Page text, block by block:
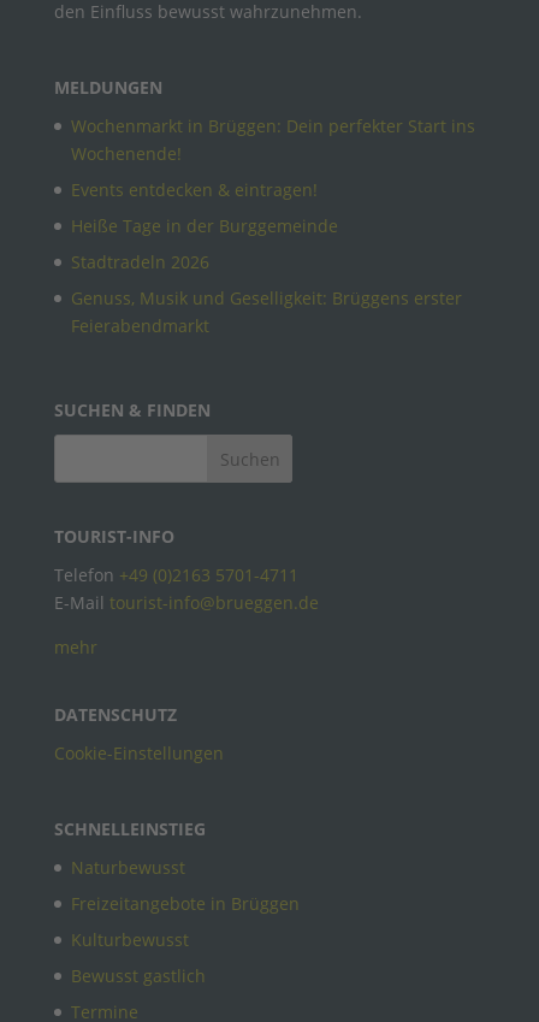
den Einfluss bewusst wahrzunehmen.
MELDUNGEN
Wochenmarkt in Brüggen: Dein perfekter Start ins
Wochenende!
Events entdecken & eintragen!
Heiße Tage in der Burggemeinde
Stadtradeln 2026
Genuss, Musik und Geselligkeit: Brüggens erster
Feierabendmarkt
SUCHEN & FINDEN
TOURIST-INFO
Telefon +49 (0)2163 5701-4711
E-Mail tourist-info@brueggen.de
mehr
DATENSCHUTZ
Cookie-Einstellungen
SCHNELLEINSTIEG
Naturbewusst
Freizeitangebote in Brüggen
Kulturbewusst
Bewusst gastlich
Termine